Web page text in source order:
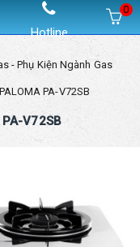
Hotline
0
- Phụ Kiện Ngành Gas
PA-V72SB
PA-V72SB